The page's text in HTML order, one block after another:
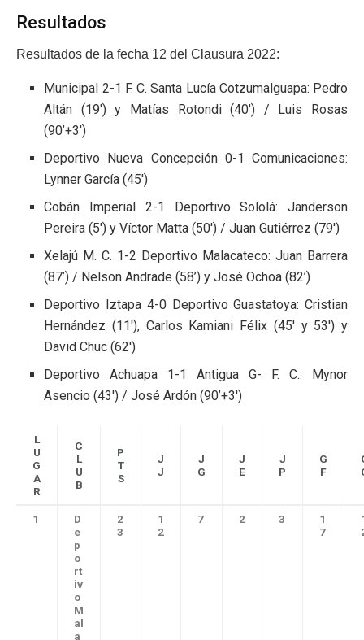
Resultados
Resultados de la fecha 12 del Clausura 2022:
Municipal 2-1 F. C. Santa Lucía Cotzumalguapa: Pedro
Altán (19′) y Matías Rotondi (40′) / Luis Rosas
(90’+3′)
Deportivo Nueva Concepción 0-1 Comunicaciones:
Lynner García (45′)
Cobán Imperial 2-1 Deportivo Sololá: Janderson
Pereira (5′) y Víctor Matta (50′) / Juan Gutiérrez (79′)
Xelajú M. C. 1-2 Deportivo Malacateco: Juan Barrera
(87’) / Nelson Andrade (58’) y José Ochoa (82’)
Deportivo Iztapa 4-0 Deportivo Guastatoya: Cristian
Hernández (11′), Carlos Kamiani Félix (45′ y 53′) y
David Chuc (62′)
Deportivo Achuapa 1-1 Antigua G- F. C.: Mynor
Asencio (43′) / José Ardón (90’+3′)
L
U
G
A
R
C
L
U
B
P
T
S
J
J
J
G
J
E
J
P
G
F
1
D
e
p
o
rt
iv
o
M
al
a
2
3
1
2
7 2 3
1
7